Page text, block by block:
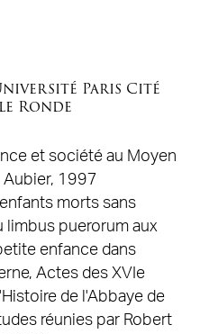
Paris Cité
Ronde
et société au Moyen
Aubier, 1997
morts sans
limbus puerorum aux
enfance dans
Actes des XVIe
de l'Abbaye de
réunies par Robert